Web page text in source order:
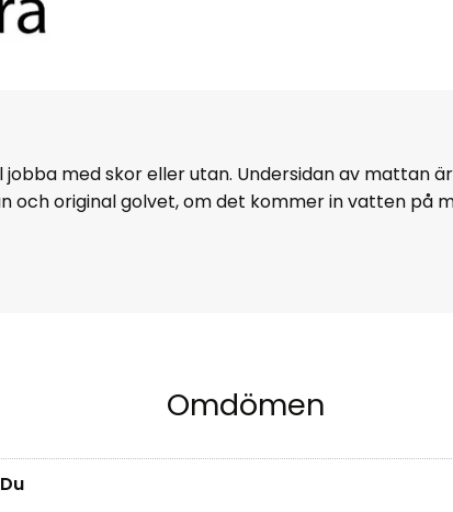
med skor eller utan. Undersidan av mattan
och original golvet, om det kommer in vatten på
Omdömen
Du